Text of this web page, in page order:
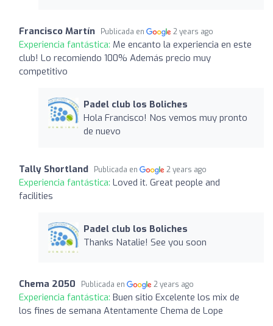
Francisco Martín Publicada en 2 years ago
Experiencia fantástica: Me encanto la experiencia en este
club! Lo recomiendo 100% Además precio muy
competitivo
Padel club los Boliches
Hola Francisco! Nos vemos muy pronto
de nuevo
Tally Shortland Publicada en 2 years ago
Experiencia fantástica: Loved it. Great people and
facilities
Padel club los Boliches
Thanks Natalie! See you soon
Chema 2050 Publicada en 2 years ago
Experiencia fantástica: Buen sitio Excelente los mix de
los fines de semana Atentamente Chema de Lope